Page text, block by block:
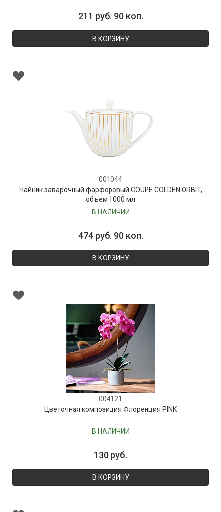
211 руб. 90 коп.
В КОРЗИНУ
001044
Чайник заварочный фарфоровый COUPE GOLDEN ORBIT,
объем 1000 мл
В НАЛИЧИИ
474 руб. 90 коп.
В КОРЗИНУ
004121
Цветочная композиция Флоренция PINK
В НАЛИЧИИ
130 руб.
В КОРЗИНУ